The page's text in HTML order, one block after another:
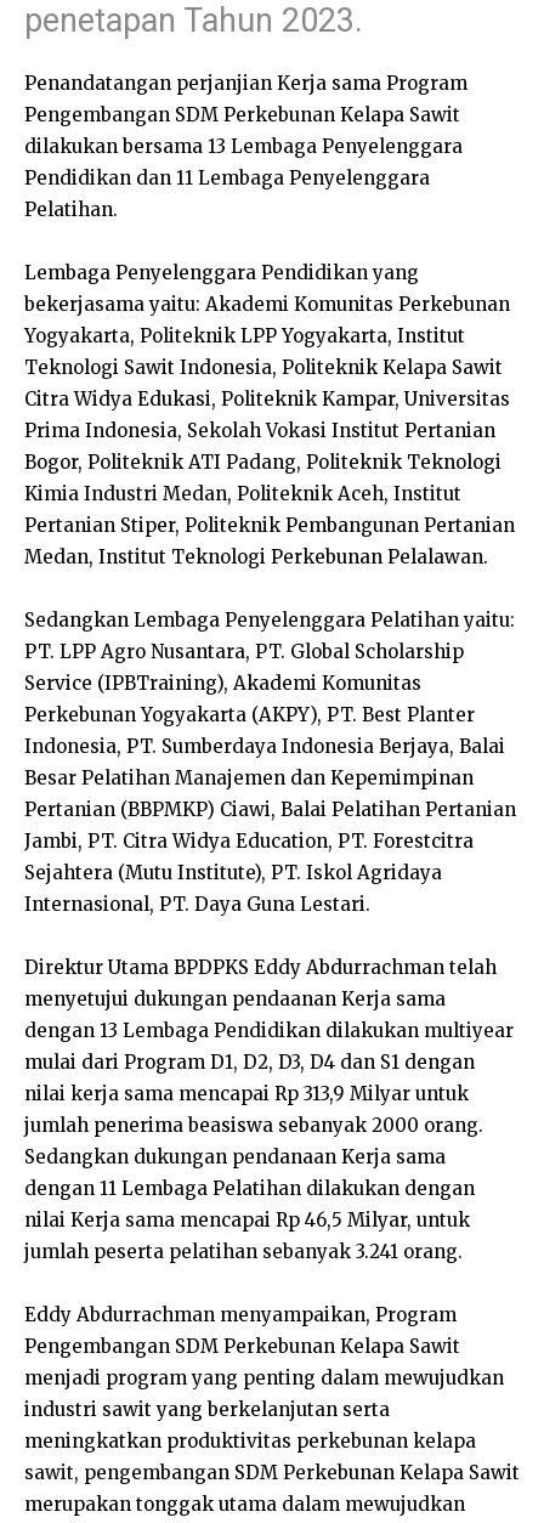
penetapan Tahun 2023.
Penandatangan perjanjian Kerja sama Program
Pengembangan SDM Perkebunan Kelapa Sawit
dilakukan bersama 13 Lembaga Penyelenggara
Pendidikan dan 11 Lembaga Penyelenggara
Pelatihan.
Lembaga Penyelenggara Pendidikan yang
bekerjasama yaitu: Akademi Komunitas Perkebunan
Yogyakarta, Politeknik LPP Yogyakarta, Institut
Teknologi Sawit Indonesia, Politeknik Kelapa Sawit
Citra Widya Edukasi, Politeknik Kampar, Universitas
Prima Indonesia, Sekolah Vokasi Institut Pertanian
Bogor, Politeknik ATI Padang, Politeknik Teknologi
Kimia Industri Medan, Politeknik Aceh, Institut
Pertanian Stiper, Politeknik Pembangunan Pertanian
Medan, Institut Teknologi Perkebunan Pelalawan.
Sedangkan Lembaga Penyelenggara Pelatihan yaitu:
PT. LPP Agro Nusantara, PT. Global Scholarship
Service (IPBTraining), Akademi Komunitas
Perkebunan Yogyakarta (AKPY), PT. Best Planter
Indonesia, PT. Sumberdaya Indonesia Berjaya, Balai
Besar Pelatihan Manajemen dan Kepemimpinan
Pertanian (BBPMKP) Ciawi, Balai Pelatihan Pertanian
Jambi, PT. Citra Widya Education, PT. Forestcitra
Sejahtera (Mutu Institute), PT. Iskol Agridaya
Internasional, PT. Daya Guna Lestari.
Direktur Utama BPDPKS Eddy Abdurrachman telah
menyetujui dukungan pendaanan Kerja sama
dengan 13 Lembaga Pendidikan dilakukan multiyear
mulai dari Program D1, D2, D3, D4 dan S1 dengan
nilai kerja sama mencapai Rp 313,9 Milyar untuk
jumlah penerima beasiswa sebanyak 2000 orang.
Sedangkan dukungan pendanaan Kerja sama
dengan 11 Lembaga Pelatihan dilakukan dengan
nilai Kerja sama mencapai Rp 46,5 Milyar, untuk
jumlah peserta pelatihan sebanyak 3.241 orang.
Eddy Abdurrachman menyampaikan, Program
Pengembangan SDM Perkebunan Kelapa Sawit
menjadi program yang penting dalam mewujudkan
industri sawit yang berkelanjutan serta
meningkatkan produktivitas perkebunan kelapa
sawit, pengembangan SDM Perkebunan Kelapa Sawit
merupakan tonggak utama dalam mewujudkan